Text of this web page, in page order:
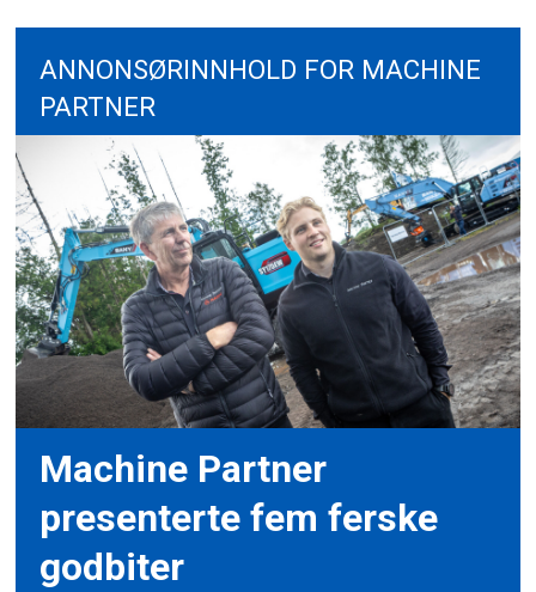
ANNONSØRINNHOLD FOR MACHINE
PARTNER
Machine Partner
presenterte fem ferske
godbiter